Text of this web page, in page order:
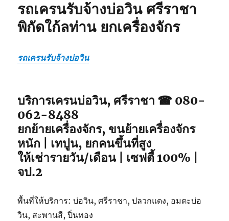
รถเครนรับจ้างบ่อวิน ศรีราชา
พิกัดใก้ลท่าน ยกเครื่องจักร
รถเครนรับจ้างบ่อวิน
บริการเครนบ่อวิน, ศรีราชา ☎ 080-
062-8488
ยกย้ายเครื่องจักร, ขนย้ายเครื่องจักร
หนัก | เทปูน, ยกคนขึ้นที่สูง
ให้เช่ารายวัน/เดือน | เซฟตี้ 100% |
จป.2
พื้นที่ให้บริการ: บ่อวิน, ศรีราชา, ปลวกแดง, อมตะบ่อ
วิน, สะพานสี, ปิ่นทอง